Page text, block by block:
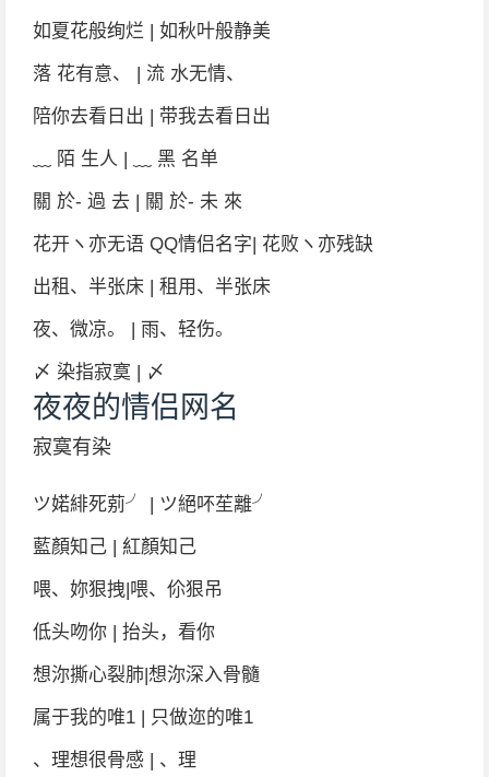
如夏花般绚烂 | 如秋叶般静美
落 花有意、 | 流 水无情、
陪你去看日出 | 带我去看日出
﹏ 陌 生人 | ﹏ 黑 名单
關 於- 過 去 | 關 於- 未 來
花开ヽ亦无语 QQ情侣名字| 花败ヽ亦残缺
出租、半张床 | 租用、半张床
夜、微凉。 | 雨、轻伤。
〆 染指寂寞 | 〆
夜夜的情侣网名
寂寞有染
ツ婼緋死莂╯ | ツ絕吥苼離╯
藍顏知己 | 紅顏知己
喂、妳狠拽|喂、伱狠吊
低头吻你 | 抬头，看你
想沵撕心裂肺|想沵深入骨髓
属于我的唯1 | 只做迩的唯1
、理想很骨感 | 、理